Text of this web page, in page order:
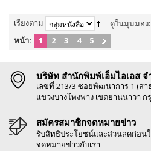
เรียงตาม
ดูในมุมมอง:
หน้า:
1 2 3 4 5
บริษัท สำนักพิมพ์เอ็มไอเอส จ
เลขที่ 213/3 ซอยพัฒนาการ 1 (สา
แขวงบางโพงพาง เขตยานนาวา ก
สมัครสมาชิกจดหมายข่าว
รับสิทธิประโยชน์และส่วนลดก่อน
จดหมายข่าวกับเรา